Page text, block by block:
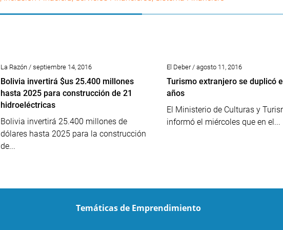
La Razón / septiembre 14, 2016
Bolivia invertirá $us 25.400 millones
hasta 2025 para construcción de 21
hidroeléctricas
Bolivia invertirá 25.400 millones de
dólares hasta 2025 para la construcción
de...
El Deber / agosto 11, 2016
Turismo extranjero se duplicó
años
El Ministerio de Culturas y
informó el miércoles que en el...
Temáticas de Emprendimiento